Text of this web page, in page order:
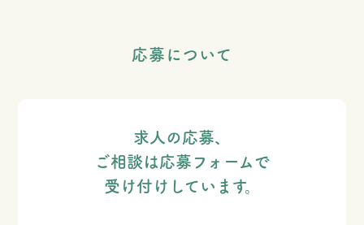
応募について
求人の応募、
ご相談は応募フォームで
受け付けしています。